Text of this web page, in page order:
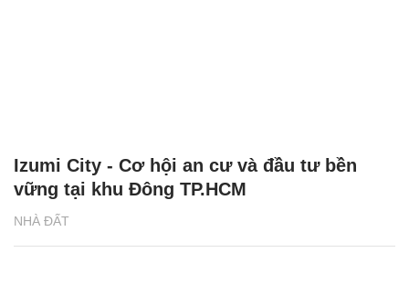
NHÀ ĐẤT
Izumi City - Cơ hội an cư và đầu tư bền
vững tại khu Đông TP.HCM